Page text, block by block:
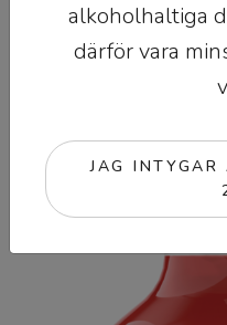
alkoholhaltiga
därför vara
JAG